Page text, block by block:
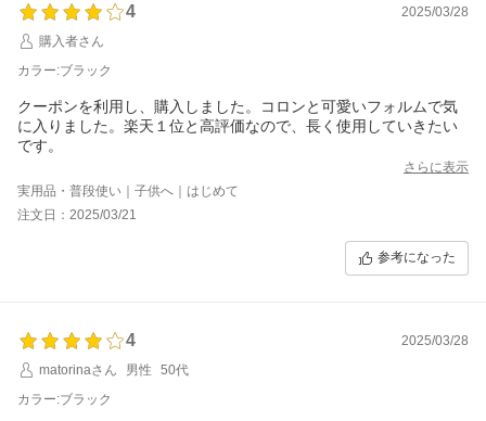
4
2025/03/28
購入者さん
カラー:ブラック
クーポンを利用し、購入しました。コロンと可愛いフォルムで気
に入りました。楽天１位と高評価なので、長く使用していきたい
です。
さらに表示
実用品・普段使い｜子供へ｜はじめて
注文日：2025/03/21
参考になった
4
2025/03/28
matorinaさん
男性
50代
カラー:ブラック